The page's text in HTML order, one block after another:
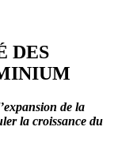
DES
de la
la croissance du